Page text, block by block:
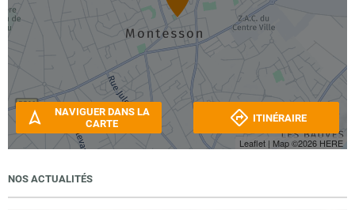
Leaflet | Map ©2026 HERE
NAVIGUER DANS LA
CARTE
ITINÉRAIRE
NOS ACTUALITÉS